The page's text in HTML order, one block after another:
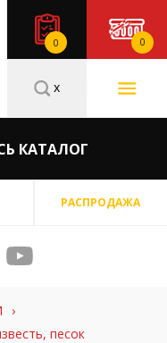
0 0
КАТАЛОГ
x
РАСПРОДАЖА
›
песок